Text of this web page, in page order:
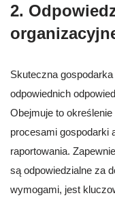
2.
Skuteczna
odpowiednich
Obejmuje to
procesami gospodarki
raportowania.
są odpowiedzialne za
wymogami, jest